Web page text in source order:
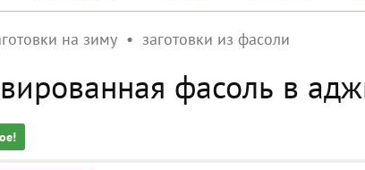
на зиму заготовки из фасоли
фасоль в